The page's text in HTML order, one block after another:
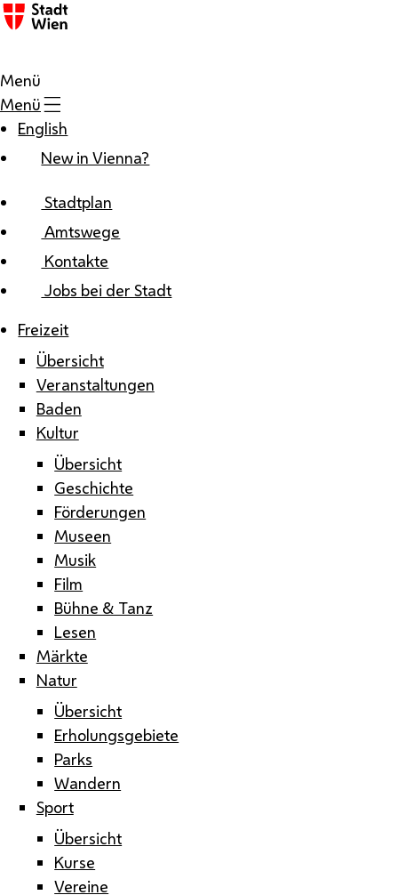
Zum Inhalt
Menü
Menü
English
New in Vienna?
Stadtplan
Amtswege
Kontakte
Jobs bei der Stadt
Freizeit
Übersicht
Veranstaltungen
Baden
Kultur
Übersicht
Geschichte
Förderungen
Museen
Musik
Film
Bühne & Tanz
Lesen
Märkte
Natur
Übersicht
Erholungsgebiete
Parks
Wandern
Sport
Übersicht
Kurse
Vereine